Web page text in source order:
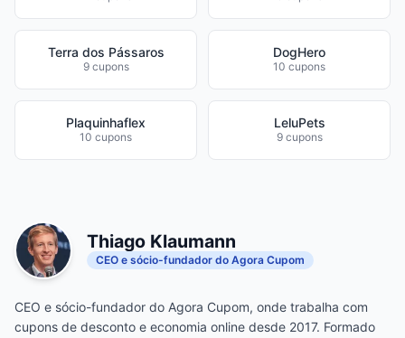
Terra dos Pássaros
9 cupons
DogHero
10 cupons
Plaquinhaflex
10 cupons
LeluPets
9 cupons
Thiago Klaumann
CEO e sócio-fundador do Agora Cupom
CEO e sócio-fundador do Agora Cupom, onde trabalha com
cupons de desconto e economia online desde 2017. Formado